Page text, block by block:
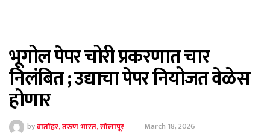
भूगोल पेपर चोरी प्रकरणात चार
निलंबित ; उद्याचा पेपर नियोजत वेळेस
होणार
byवार्ताहर, तरुण भारत, सोलापूर March 18, 2026